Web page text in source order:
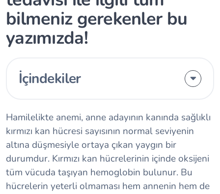
bilmeniz gerekenler bu
yazımızda!
İçindekiler
Hamilelikte anemi, anne adayının kanında sağlıklı
kırmızı kan hücresi sayısının normal seviyenin
altına düşmesiyle ortaya çıkan yaygın bir
durumdur. Kırmızı kan hücrelerinin içinde oksijeni
tüm vücuda taşıyan hemoglobin bulunur. Bu
hücrelerin yeterli olmaması hem annenin hem de